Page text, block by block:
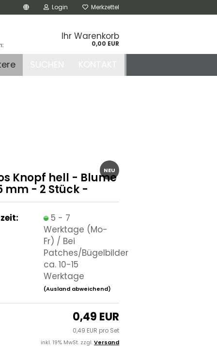
Login Merkzettel
Ihr Warenkorb
0,00 EUR
NEU
Knopf hell - Blume
mm - 2 Stück -
5 - 7
Werktage (Mo-
Fr) / Bei
Patches/Bügelbilder
ca. 10-15
Werktage
(Ausland abweichend)
0,49 EUR
0,49 EUR pro Set
inkl. 19% MwSt. zzgl.Versand